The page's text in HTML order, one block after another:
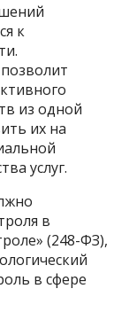
к
из одной
их на
услуг.
в
(248-ФЗ),
в сфере